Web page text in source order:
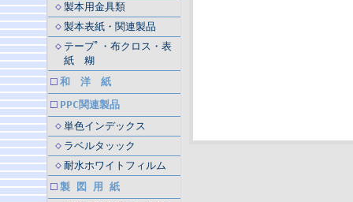
製本用金具類
製本表紙・関連製品
テープﾟ・布クロス・表
紙 糊
和 洋 紙
PPC関連製品
単色インデックス
ラベルタッック
耐水ホワイトフィルム
製 図 用 紙